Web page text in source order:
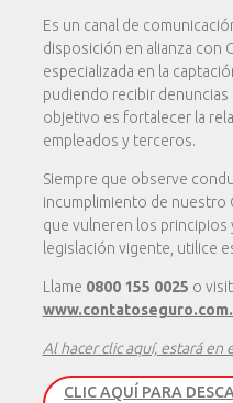
Es un canal de
disposición en alianza con
especializada en la
pudiendo recibir denuncias
objetivo es fortalecer la
empleados y terceros.
Siempre que observe
incumplimiento de nuestro
que vulneren los principios
legislación vigente, utilice
Llame 0800 155 0025 o
Al hacer clic aquí, estará en
CLIC AQUÍ PARA